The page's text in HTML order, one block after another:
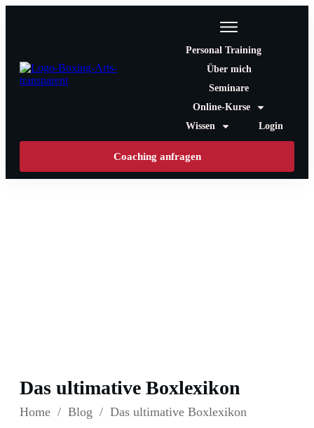
Personal Training
Über mich
Seminare
Online-Kurse
Wissen
Login
Coaching anfragen
Das ultimative Boxlexikon
Home / Blog / Das ultimative Boxlexikon